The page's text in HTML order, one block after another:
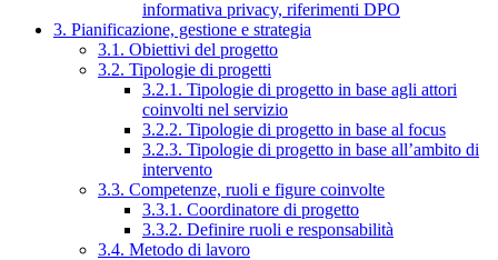
informativa privacy, riferimenti DPO
3. Pianificazione, gestione e strategia
3.1. Obiettivi del progetto
3.2. Tipologie di progetti
3.2.1. Tipologie di progetto in base agli attori
coinvolti nel servizio
3.2.2. Tipologie di progetto in base al focus
3.2.3. Tipologie di progetto in base all’ambito di
intervento
3.3. Competenze, ruoli e figure coinvolte
3.3.1. Coordinatore di progetto
3.3.2. Definire ruoli e responsabilità
3.4. Metodo di lavoro